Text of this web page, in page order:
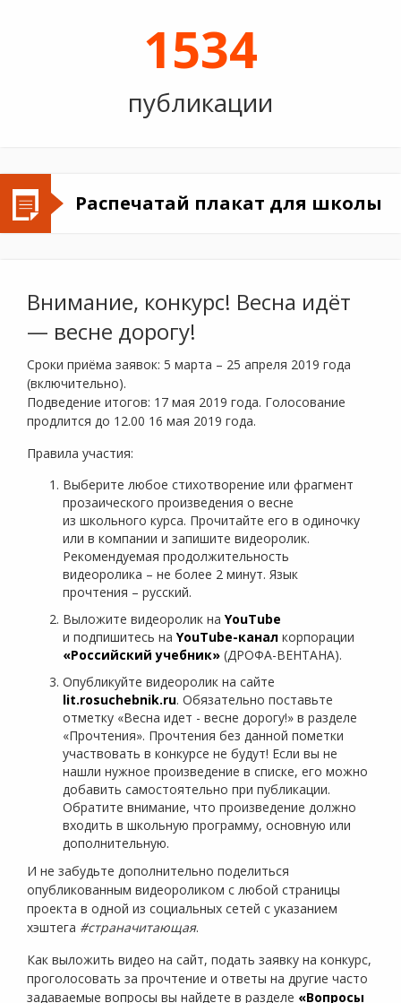
1534
публикации
Распечатай плакат для школы
Внимание, конкурс! Весна идёт
— весне дорогу!
Сроки приёма заявок: 5 марта – 25 апреля 2019 года
(включительно).
Подведение итогов: 17 мая 2019 года. Голосование
продлится до 12.00 16 мая 2019 года.
Правила участия:
Выберите любое стихотворение или фрагмент
прозаического произведения о весне
из школьного курса. Прочитайте его в одиночку
или в компании и запишите видеоролик.
Рекомендуемая продолжительность
видеоролика – не более 2 минут. Язык
прочтения – русский.
Выложите видеоролик на YouTube
и подпишитесь на YouTube-канал корпорации
«Российский учебник» (ДРОФА-ВЕНТАНА).
Опубликуйте видеоролик на сайте
lit.rosuchebnik.ru. Обязательно поставьте
отметку «Весна идет - весне дорогу!» в разделе
«Прочтения». Прочтения без данной пометки
участвовать в конкурсе не будут! Если вы не
нашли нужное произведение в списке, его можно
добавить самостоятельно при публикации.
Обратите внимание, что произведение должно
входить в школьную программу, основную или
дополнительную.
И не забудьте дополнительно поделиться
опубликованным видеороликом с любой страницы
проекта в одной из социальных сетей с указанием
хэштега #страначитающая.
Как выложить видео на сайт, подать заявку на конкурс,
проголосовать за прочтение и ответы на другие часто
задаваемые вопросы вы найдете в разделе «Вопросы